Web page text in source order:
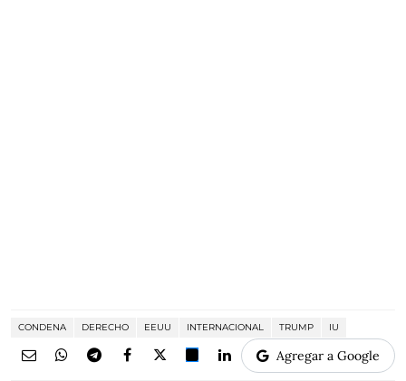
CONDENA DERECHO EEUU INTERNACIONAL TRUMP IU
Agregar a Google